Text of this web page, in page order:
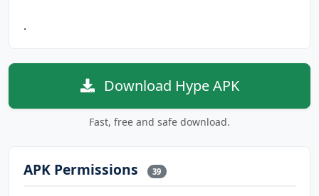
.
Download Hype APK
Fast, free and safe download.
APK Permissions 39